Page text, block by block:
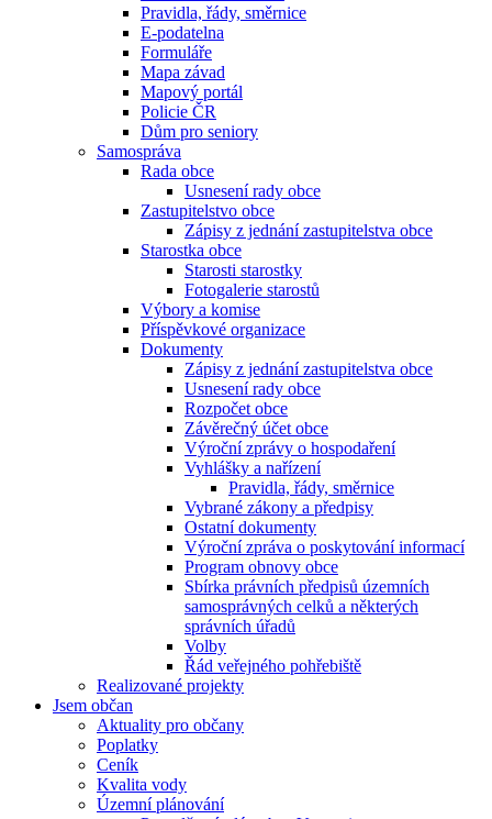
Pravidla, řády, směrnice
E-podatelna
Formuláře
Mapa závad
Mapový portál
Policie ČR
Dům pro seniory
Samospráva
Rada obce
Usnesení rady obce
Zastupitelstvo obce
Zápisy z jednání zastupitelstva obce
Starostka obce
Starosti starostky
Fotogalerie starostů
Výbory a komise
Příspěvkové organizace
Dokumenty
Zápisy z jednání zastupitelstva obce
Usnesení rady obce
Rozpočet obce
Závěrečný účet obce
Výroční zprávy o hospodaření
Vyhlášky a nařízení
Pravidla, řády, směrnice
Vybrané zákony a předpisy
Ostatní dokumenty
Výroční zpráva o poskytování informací
Program obnovy obce
Sbírka právních předpisů územních
samosprávných celků a některých
správních úřadů
Volby
Řád veřejného pohřebiště
Realizované projekty
Jsem občan
Aktuality pro občany
Poplatky
Ceník
Kvalita vody
Územní plánování